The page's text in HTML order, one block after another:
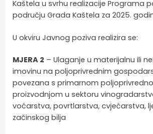
Kaštela u svrhu realizacije Programa
području Grada Kaštela za 2025.
U okviru Javnog poziva realizira se:
MJERA 2 – Ulaganje u materijalnu ili
imovinu na poljoprivrednim
povezana s primarnom
proizvodnjom u sektoru
voćarstva, povrtlarstva, cvjećarstva,
začinskog bilja